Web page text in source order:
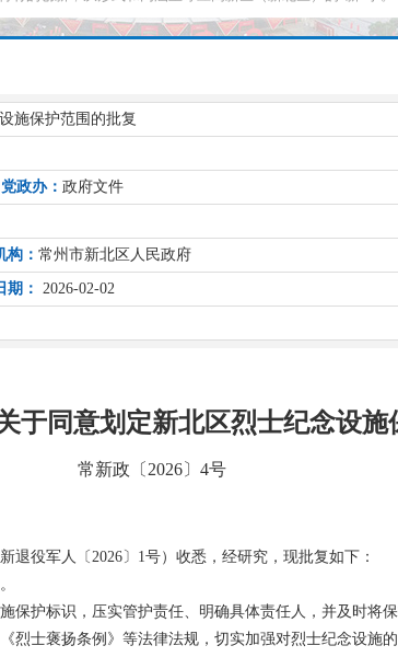
施保护范围的批复
党政办： 政府文件
构： 常州市新北区人民政府
期： 2026-02-02
于同意划定新北区烈士纪念设施
常新政〔2026〕4号
役军人〔2026〕1号）收悉，经研究，现批复如下：
护标识，压实管护责任、明确具体责任人，并及时将保
烈士褒扬条例》等法律法规，切实加强对烈士纪念设施